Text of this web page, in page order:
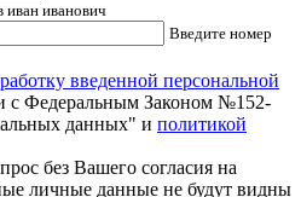
иван иванович
Введите номер
введенной персональной
с Федеральным Законом №152-
данных" и политикой
без Вашего согласия на
личные данные не будут видны